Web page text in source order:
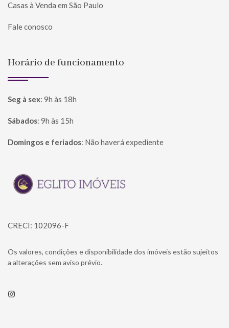
Casas à Venda em São Paulo
Fale conosco
Horário de funcionamento
Seg à sex: 9h às 18h
Sábados: 9h às 15h
Domingos e feriados: Não haverá expediente
Página inicial
CRECI: 102096-F
Os valores, condições e disponibilidade dos imóveis estão sujeitos
a alterações sem aviso prévio.
Instagram